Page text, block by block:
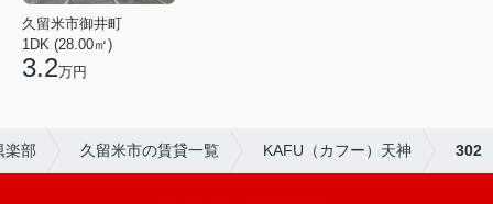
久留米市御井町
1DK (28.00㎡)
3.2万円
楽部 久留米市の賃貸一覧 KAFU（カフー）天神 302